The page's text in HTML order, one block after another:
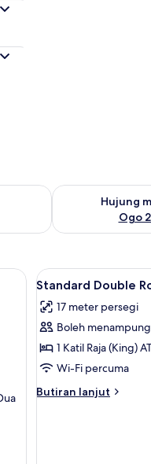
minggu ini Ogo 14 -
Hujung
Ogo
Semak
bilik, meja, kalis bunyi,
Lihat
semua
foto
untuk
Standard
Double
Room
3
Standard Double
17 meter persegi
Boleh
1 Katil Raja (King)
Wi-Fi percuma
Butiran lanjut
Butiran